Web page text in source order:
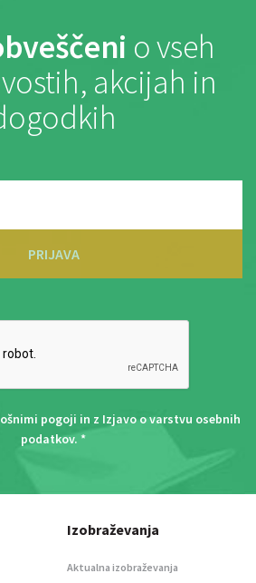
o vseh
akcijah in
PRIJAVA
pogoji in z Izjavo o varstvu osebnih
podatkov. *
Izobraževanja
Aktualna izobraževanja